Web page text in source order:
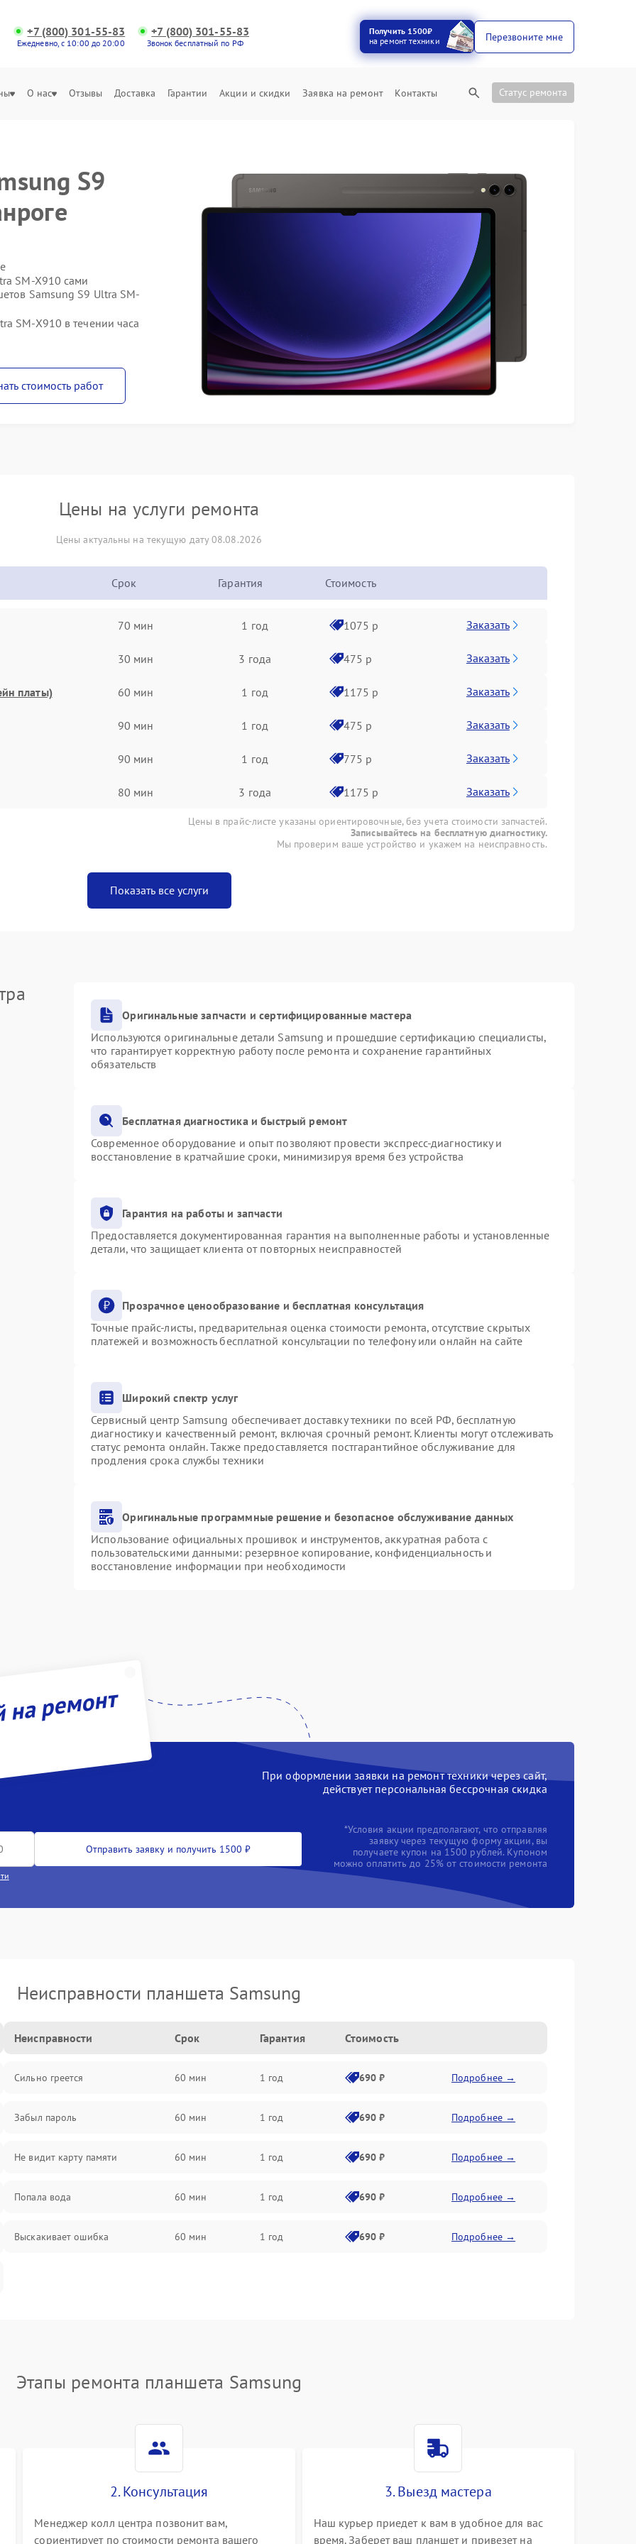
+7 (800) 301-55-83
Ежедневно, с 10:00 до 20:00
+7 (800) 301-55-83
Звонок бесплатный по РФ
Получить 1500₽
на ремонт техники
Перезвоните мне
О нас Отзывы Доставка Гарантии Акции и скидки Заявка на ремонт Контакты Статус ремонта
S9
SM-X910 сами
Samsung S9 Ultra SM-
SM-X910 в течении часа
стоимость работ
Цены на услуги ремонта
Цены актуальны на текущую дату 08.08.2026
Срок Гарантия Стоимость
70 мин 1 год 1075 р Заказать
30 мин 3 года 475 р Заказать
платы) 60 мин 1 год 1175 р Заказать
90 мин 1 год 475 р Заказать
90 мин 1 год 775 р Заказать
80 мин 3 года 1175 р Заказать
Цены в прайс-листе указаны ориентировочные, без учета стоимости запчастей.
Записывайтесь на бесплатную диагностику.
Мы проверим ваше устройство и укажем на неисправность.
Показать все услуги
Оригинальные запчасти и сертифицированные мастера
Используются оригинальные детали Samsung и прошедшие сертификацию специалисты,
что гарантирует корректную работу после ремонта и сохранение гарантийных
обязательств
Бесплатная диагностика и быстрый ремонт
Современное оборудование и опыт позволяют провести экспресс-диагностику и
восстановление в кратчайшие сроки, минимизируя время без устройства
Гарантия на работы и запчасти
Предоставляется документированная гарантия на выполненные работы и установленные
детали, что защищает клиента от повторных неисправностей
Прозрачное ценообразование и бесплатная консультация
Точные прайс-листы, предварительная оценка стоимости ремонта, отсутствие скрытых
платежей и возможность бесплатной консультации по телефону или онлайн на сайте
Широкий спектр услуг
Сервисный центр Samsung обеспечивает доставку техники по всей РФ, бесплатную
диагностику и качественный ремонт, включая срочный ремонт. Клиенты могут отслеживать
статус ремонта онлайн. Также предоставляется постгарантийное обслуживание для
продления срока службы техники
Оригинальные программные решение и безопасное обслуживание данных
Использование официальных прошивок и инструментов, аккуратная работа с
пользовательскими данными: резервное копирование, конфиденциальность и
восстановление информации при необходимости
ремонт
При оформлении заявки на ремонт техники через сайт,
действует персональная бессрочная скидка
Отправить заявку и получить 1500 ₽
*Условия акции предполагают, что отправляя
заявку через текущую форму акции, вы
получаете купон на 1500 рублей. Купоном
можно оплатить до 25% от стоимости ремонта
Неисправности планшета Samsung
Неисправности Срок Гарантия Стоимость
Сильно греется 60 мин 1 год 690 ₽ Подробнее →
Забыл пароль 60 мин 1 год 690 ₽ Подробнее →
Не видит карту памяти 60 мин 1 год 690 ₽ Подробнее →
Попала вода 60 мин 1 год 690 ₽ Подробнее →
Выскакивает ошибка 60 мин 1 год 690 ₽ Подробнее →
Этапы ремонта планшета Samsung
2. Консультация
Менеджер колл центра позвонит вам,
сориентирует по стоимости ремонта вашего
3. Выезд мастера
Наш курьер приедет к вам в удобное для вас
время. Заберет ваш планшет и привезет на